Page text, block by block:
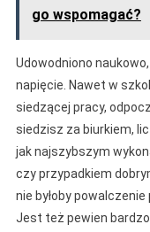
go wspomagać?
Udowodniono
napięcie. Nawet w
siedzącej pracy,
siedzisz za biurkiem,
jak najszybszym
czy przypadkiem
nie byłoby powalczenie
Jest też pewien